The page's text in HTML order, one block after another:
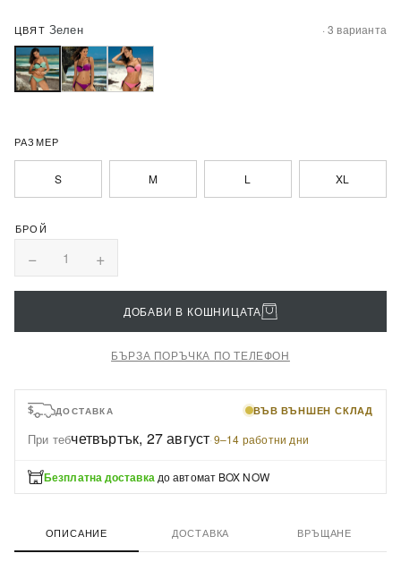
ЦВЯТ Зелен · 3 варианта
РАЗМЕР
S M L XL
− 1 +
ДОБАВИ В КОШНИЦАТА
БЪРЗА ПОРЪЧКА ПО ТЕЛЕФОН
ДОСТАВКА ВЪВ ВЪНШЕН СКЛАД
При тебчетвъртък, 27 август·9–14 работни дни
Безплатна доставка до автомат BOX NOW
ОПИСАНИЕ ДОСТАВКА ВРЪЩАНЕ